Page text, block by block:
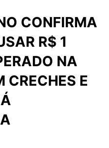
CONFIRMA
R$ 1
NA
CRECHES E